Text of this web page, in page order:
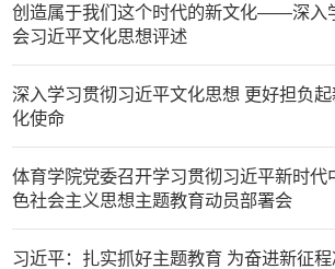
创造属于我们这个时代的新文化——深入
会习近平文化思想评述
深入学习贯彻习近平文化思想 更好担负
化使命
体育学院党委召开学习贯彻习近平新时代
色社会主义思想主题教育动员部署会
习近平：扎实抓好主题教育 为奋进新征